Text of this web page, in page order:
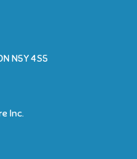
N5Y 4S5
Inc.